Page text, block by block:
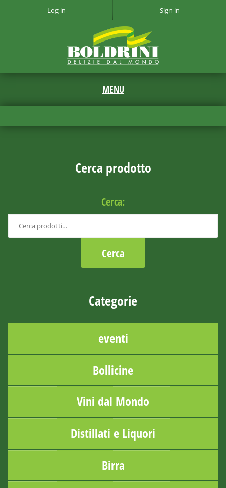
Log in Sign in
Cerca prodotto
Cerca:
Categorie
eventi
Bollicine
Vini dal Mondo
Distillati e Liquori
Birra